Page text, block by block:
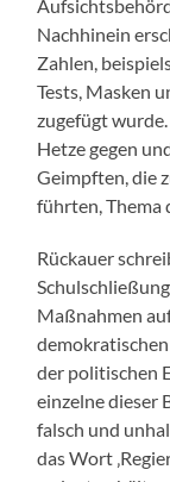
Nachhinein
Zahlen,
Tests, Masken
zugefügt
Hetze gegen
Geimpften, die
führten, Thema
Rückauer
Maßnahmen
der politischen
einzelne dieser
falsch und
das Wort